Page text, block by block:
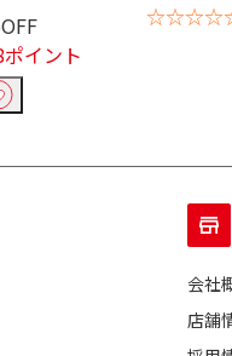
イント
会社
店舗